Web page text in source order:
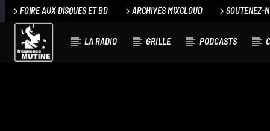
FOIRE AUX DISQUES ET BD ARCHIVES MIXCLOUD SOUTENEZ-
LA RADIO GRILLE PODCASTS